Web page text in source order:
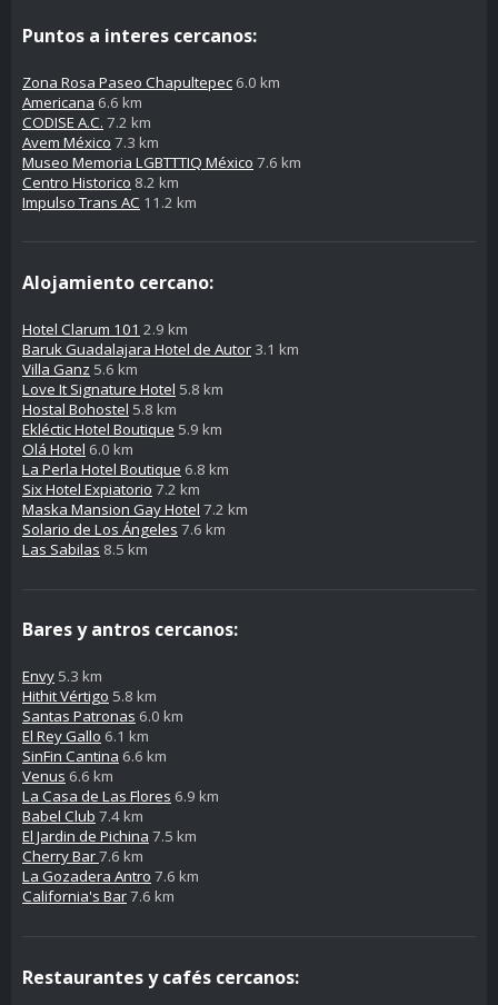
Puntos a interes cercanos:
Zona Rosa Paseo Chapultepec 6.0 km
Americana 6.6 km
CODISE A.C. 7.2 km
Avem México 7.3 km
Museo Memoria LGBTTTIQ México 7.6 km
Centro Historico 8.2 km
Impulso Trans AC 11.2 km
Alojamiento cercano:
Hotel Clarum 101 2.9 km
Baruk Guadalajara Hotel de Autor 3.1 km
Villa Ganz 5.6 km
Love It Signature Hotel 5.8 km
Hostal Bohostel 5.8 km
Ekléctic Hotel Boutique 5.9 km
Olá Hotel 6.0 km
La Perla Hotel Boutique 6.8 km
Six Hotel Expiatorio 7.2 km
Maska Mansion Gay Hotel 7.2 km
Solario de Los Ángeles 7.6 km
Las Sabilas 8.5 km
Bares y antros cercanos:
Envy 5.3 km
Hithit Vértigo 5.8 km
Santas Patronas 6.0 km
El Rey Gallo 6.1 km
SinFin Cantina 6.6 km
Venus 6.6 km
La Casa de Las Flores 6.9 km
Babel Club 7.4 km
El Jardin de Pichina 7.5 km
Cherry Bar7.6 km
La Gozadera Antro 7.6 km
California's Bar7.6 km
Restaurantes y cafés cercanos: